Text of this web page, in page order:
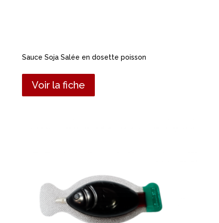
Sauce Soja Salée en dosette poisson
Voir la fiche